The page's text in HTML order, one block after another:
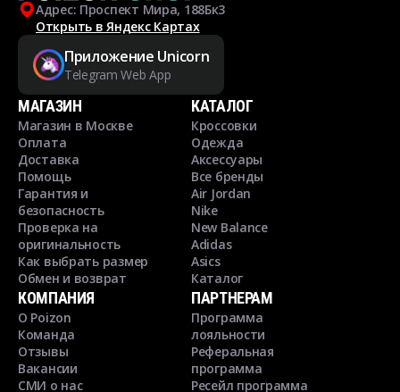
Адрес: Проспект Мира, 188Бк3
Открыть в Яндекс Картах
Приложение Unicorn
Telegram Web App
МАГАЗИН
Магазин в Москве
Оплата
Доставка
Помощь
Гарантия и
безопасность
Проверка на
оригинальность
Как выбрать размер
Обмен и возврат
КАТАЛОГ
Кроссовки
Одежда
Аксессуары
Все бренды
Air Jordan
Nike
New Balance
Adidas
Asics
Каталог
КОМПАНИЯ
О Poizon
Команда
Отзывы
Вакансии
СМИ о нас
ПАРТНЕРАМ
Программа
лояльности
Реферальная
программа
Ресейл программа